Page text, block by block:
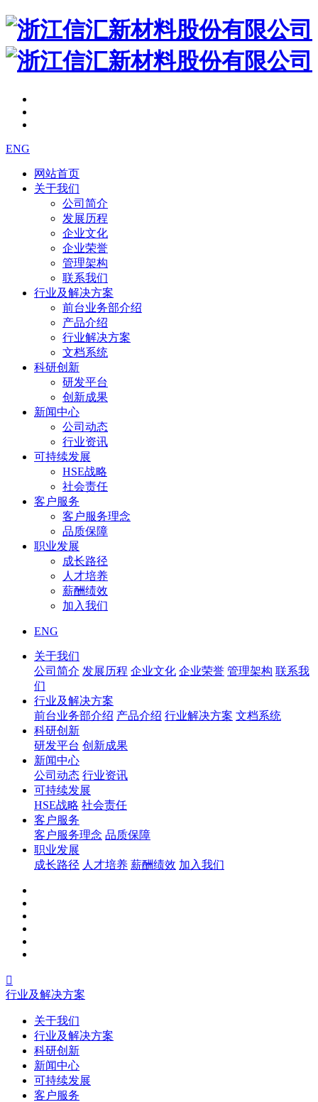
ENG
网站首页
关于我们
公司简介
发展历程
企业文化
企业荣誉
管理架构
联系我们
行业及解决方案
前台业务部介绍
产品介绍
行业解决方案
文档系统
科研创新
研发平台
创新成果
新闻中心
公司动态
行业资讯
可持续发展
HSE战略
社会责任
客户服务
客户服务理念
品质保障
职业发展
成长路径
人才培养
薪酬绩效
加入我们
ENG
关于我们
公司简介 发展历程 企业文化 企业荣誉 管理架构 联系我
们
行业及解决方案
前台业务部介绍 产品介绍 行业解决方案 文档系统
科研创新
研发平台 创新成果
新闻中心
公司动态 行业资讯
可持续发展
HSE战略 社会责任
客户服务
客户服务理念 品质保障
职业发展
成长路径 人才培养 薪酬绩效 加入我们

行业及解决方案
关于我们
行业及解决方案
科研创新
新闻中心
可持续发展
客户服务